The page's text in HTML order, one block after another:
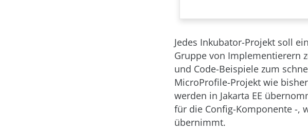
Jedes Inkubator-Projekt soll
Gruppe von Implementierern
und Code-Beispiele zum
MicroProfile-Projekt wie
werden in Jakarta EE
für die Config-Komponente -,
übernimmt.